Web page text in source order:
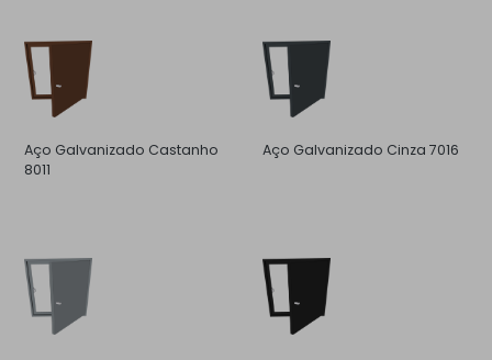
Aço Galvanizado Castanho
8011
Aço Galvanizado Cinza 7016